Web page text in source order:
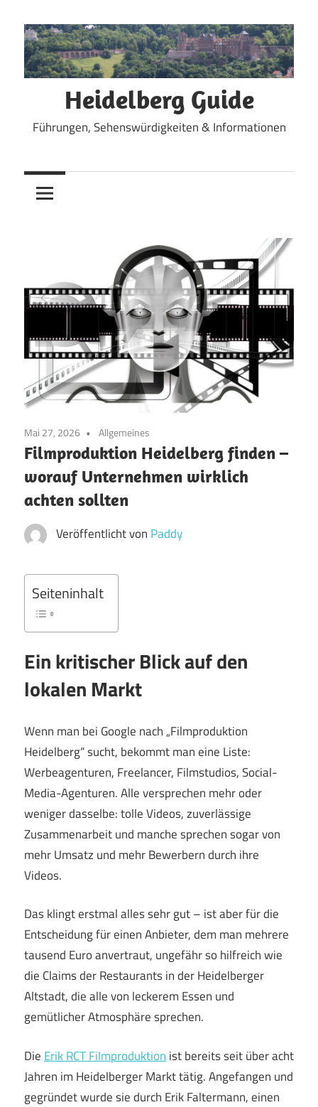
Inhalt
springen
Heidelberg Guide
Führungen, Sehenswürdigkeiten & Informationen
Mai 27, 2026 Allgemeines
Filmproduktion Heidelberg finden –
worauf Unternehmen wirklich
achten sollten
Veröffentlicht von Paddy
Seiteninhalt
Ein kritischer Blick auf den
lokalen Markt
Wenn man bei Google nach „Filmproduktion
Heidelberg“ sucht, bekommt man eine Liste:
Werbeagenturen, Freelancer, Filmstudios, Social-
Media-Agenturen. Alle versprechen mehr oder
weniger dasselbe: tolle Videos, zuverlässige
Zusammenarbeit und manche sprechen sogar von
mehr Umsatz und mehr Bewerbern durch ihre
Videos.
Das klingt erstmal alles sehr gut – ist aber für die
Entscheidung für einen Anbieter, dem man mehrere
tausend Euro anvertraut, ungefähr so hilfreich wie
die Claims der Restaurants in der Heidelberger
Altstadt, die alle von leckerem Essen und
gemütlicher Atmosphäre sprechen.
Die Erik RCT Filmproduktion ist bereits seit über acht
Jahren im Heidelberger Markt tätig. Angefangen und
gegründet wurde sie durch Erik Faltermann, einen